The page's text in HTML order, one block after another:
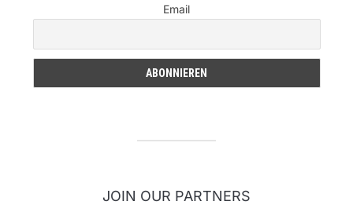
Email
JOIN OUR PARTNERS